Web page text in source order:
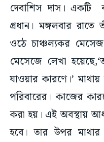
দেবাশিস দাস। একটি
প্রধান। মঙ্গলবার রাতে
ওঠে চাঞ্চল্যকর
মেসেজে লেখা
যাওয়ার কারণে।’
পরিবারের। কাজের
করা হয়। এই অবস্থায়
হবে। তার উপর